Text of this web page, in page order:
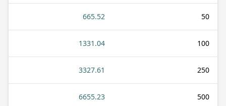
50
665.52
100
1331.04
250
3327.61
500
6655.23